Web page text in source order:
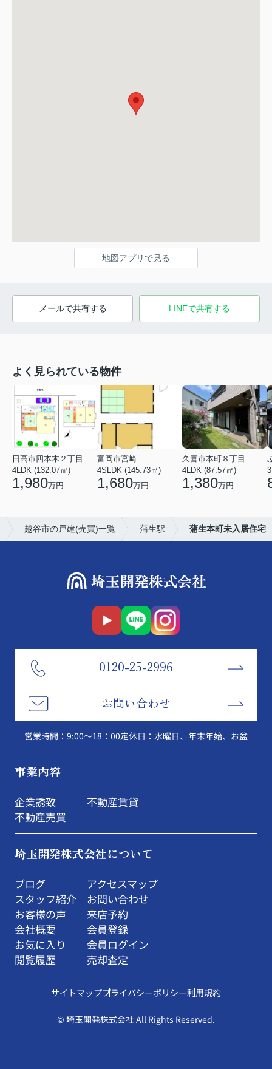
地図アプリで見る
メールで共有する LINEで共有する
よく見られている物件
日高市四本木２丁目
4LDK (132.07㎡)
1,980万円
富岡市宮崎
4SLDK (145.73㎡)
1,680万円
久喜市本町８丁目
4LDK (87.57㎡)
1,380万円
越谷市の戸建(売買)一覧 蒲生駅 蒲生本町未入居住宅
0120-25-2996
お問い合わせ
営業時間：9:00～18：00定休日：水曜日、年末年始、お盆
事業内容
企業誘致
不動産売買
不動産賃貸
埼玉開発株式会社について
ブログ
スタッフ紹介
お客様の声
会社概要
お気に入り
閲覧履歴
アクセスマップ
お問い合わせ
来店予約
会員登録
会員ログイン
売却査定
サイトマッププライバシーポリシー利用規約
© 埼玉開発株式会社 All Rights Reserved.